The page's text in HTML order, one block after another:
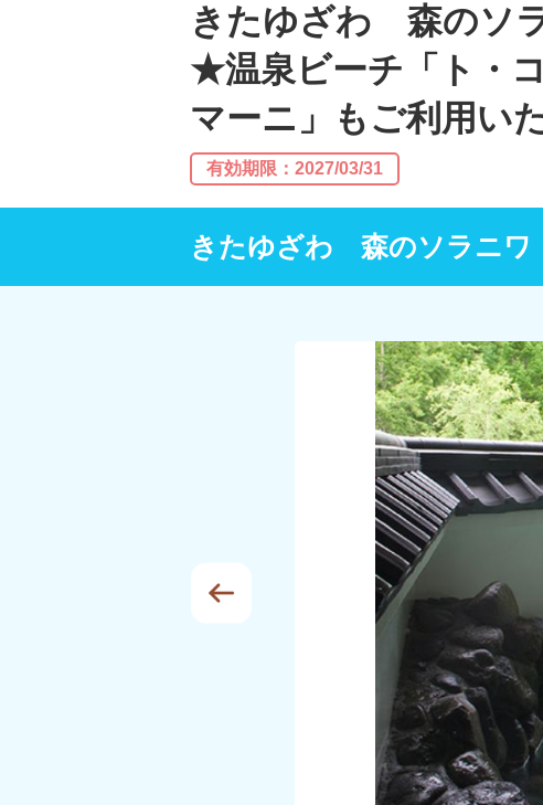
きたゆざわ 森のソ
★温泉ビーチ「ト・
マーニ」もご利用い
有効期限：2027/03/31
きたゆざわ 森のソラニワ